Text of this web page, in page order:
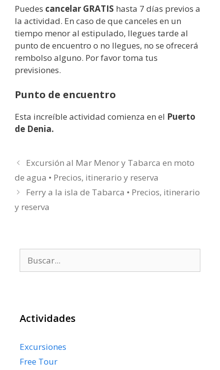
Puedes cancelar GRATIS hasta 7 días previos a
la actividad. En caso de que canceles en un
tiempo menor al estipulado, llegues tarde al
punto de encuentro o no llegues, no se ofrecerá
rembolso alguno. Por favor toma tus
previsiones.
Punto de encuentro
Esta increíble actividad comienza en el Puerto
de Denia.
Excursión al Mar Menor y Tabarca en moto
de agua • Precios, itinerario y reserva
Ferry a la isla de Tabarca • Precios, itinerario
y reserva
Actividades
Excursiones
Free Tour